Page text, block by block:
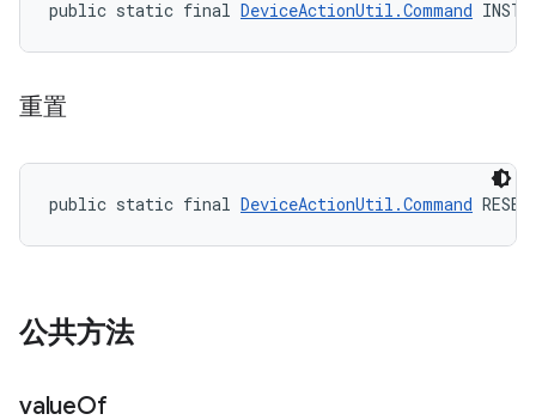
public static final DeviceActionUtil.Command
重置
public static final DeviceActionUtil.Command RESET
公共方法
valueOf